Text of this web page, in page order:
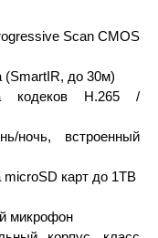
Scan CMOS
до 30м)
кодеков H.265 /
ночь, встроенный
карт до 1TB
микрофон